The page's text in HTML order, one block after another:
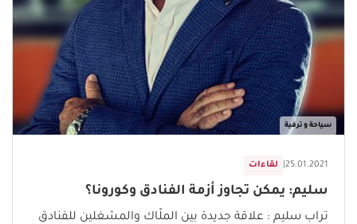
سياحة و ترفية
لقاءات 25.01.2021
سليم: يمكن تجاوز أزمة الفنادق وكورونا؟
تراب سليم : علاقة جديدة بين الملّاك والمشغلين للفنادق